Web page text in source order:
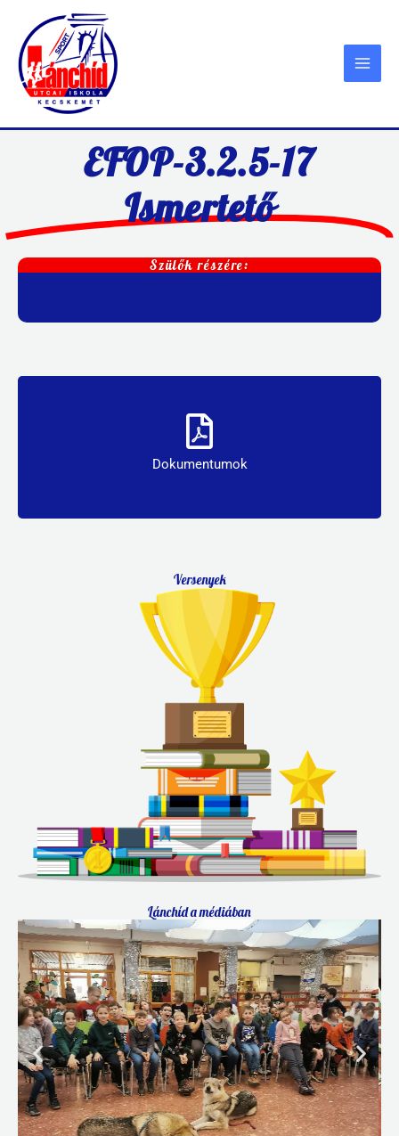
content
EFOP-3.2.5-17
Ismertető
Szülők részére:
Dokumentumok
Dokumentumok
Versenyek
Lánchíd a médiában